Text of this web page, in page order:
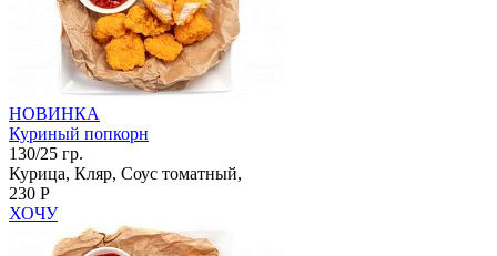
НОВИНКА
Куриный попкорн
130/25 гр.
Курица, Кляр, Соус томатный,
230 Р
ХОЧУ